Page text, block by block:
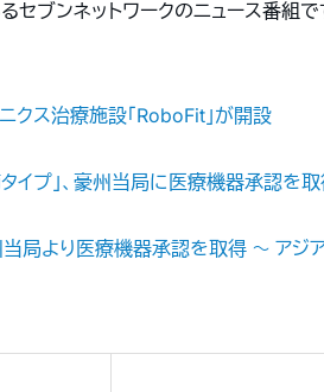
ブンネットワークのニュース番組で
クス治療施設「RoboFit」が開設
イプ」、豪州当局に医療機器承認を
局より医療機器承認を取得 〜 アジ